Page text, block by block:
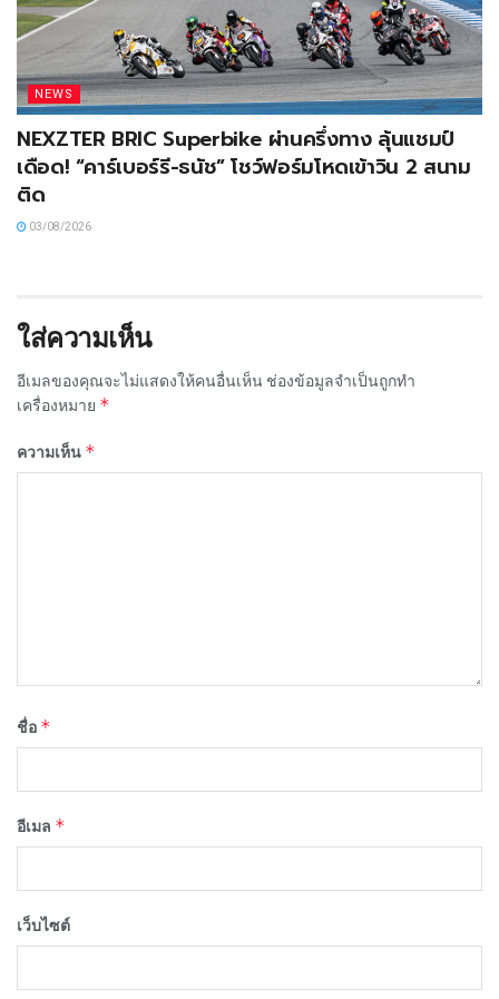
NEWS
NEXZTER BRIC Superbike ผ่านครึ่งทาง ลุ้นแชมป์
เดือด! “คาร์เบอร์รี-ธนัช” โชว์ฟอร์มโหดเข้าวิน 2 สนาม
ติด
03/08/2026
ใส่ความเห็น
อีเมลของคุณจะไม่แสดงให้คนอื่นเห็น ช่องข้อมูลจำเป็นถูกทำ
เครื่องหมาย *
ความเห็น *
ชื่อ *
อีเมล *
เว็บไซต์